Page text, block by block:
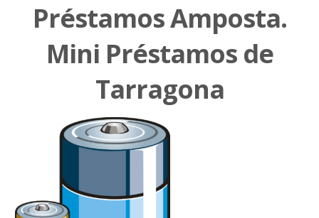
PREGUNTAS Y RESPUESTAS
CONTACTAR
Préstamos Amposta.
Mini Préstamos de
Tarragona